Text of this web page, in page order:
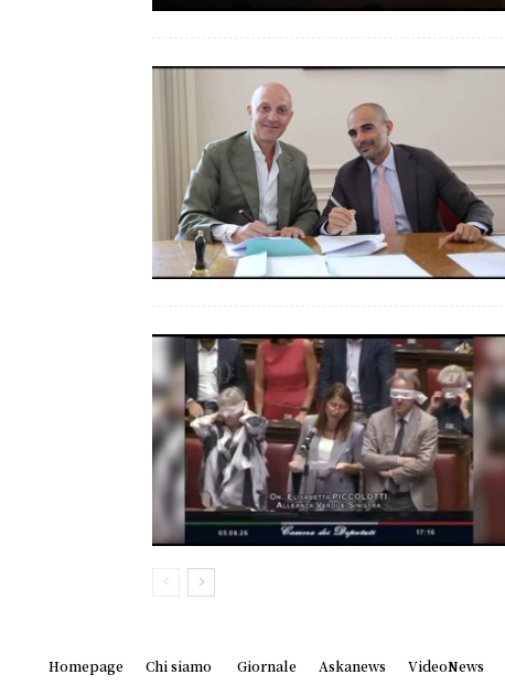
Homepage Chi siamo Giornale Askanews VideoNews